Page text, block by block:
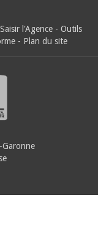
Saisir l'Agence - Outils
- Plan du site
Garonne